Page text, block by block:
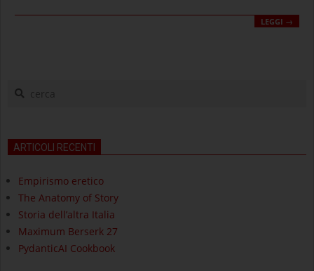
LEGGI →
cerca
ARTICOLI RECENTI
Empirismo eretico
The Anatomy of Story
Storia dell’altra Italia
Maximum Berserk 27
PydanticAI Cookbook